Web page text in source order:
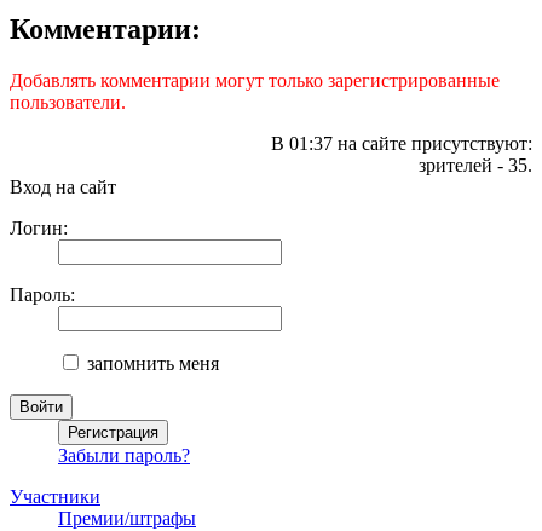
Комментарии:
Добавлять комментарии могут только зарегистрированные
пользователи.
В 01:37 на сайте присутствуют:
зрителей - 35.
Вход на сайт
Логин:
Пароль:
запомнить меня
Забыли пароль?
Участники
Премии/штрафы